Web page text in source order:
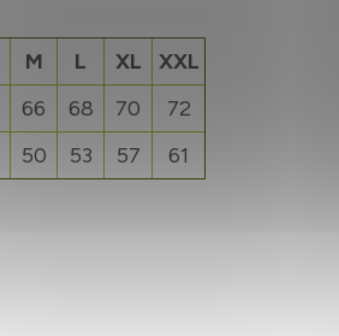
M L XL
XXL
66 68 70
72
50 53 57 61